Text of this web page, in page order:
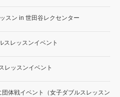
スン in 世田谷レクセンター
スレッスンイベント
レッスンイベント
体戦イベント（女子ダブルスレッスン